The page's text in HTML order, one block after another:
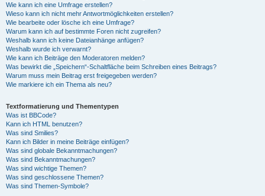
Wie kann ich eine Umfrage erstellen?
Wieso kann ich nicht mehr Antwortmöglichkeiten erstellen?
Wie bearbeite oder lösche ich eine Umfrage?
Warum kann ich auf bestimmte Foren nicht zugreifen?
Weshalb kann ich keine Dateianhänge anfügen?
Weshalb wurde ich verwarnt?
Wie kann ich Beiträge den Moderatoren melden?
Was bewirkt die „Speichern“-Schaltfläche beim Schreiben eines Beitrags?
Warum muss mein Beitrag erst freigegeben werden?
Wie markiere ich ein Thema als neu?
Textformatierung und Thementypen
Was ist BBCode?
Kann ich HTML benutzen?
Was sind Smilies?
Kann ich Bilder in meine Beiträge einfügen?
Was sind globale Bekanntmachungen?
Was sind Bekanntmachungen?
Was sind wichtige Themen?
Was sind geschlossene Themen?
Was sind Themen-Symbole?